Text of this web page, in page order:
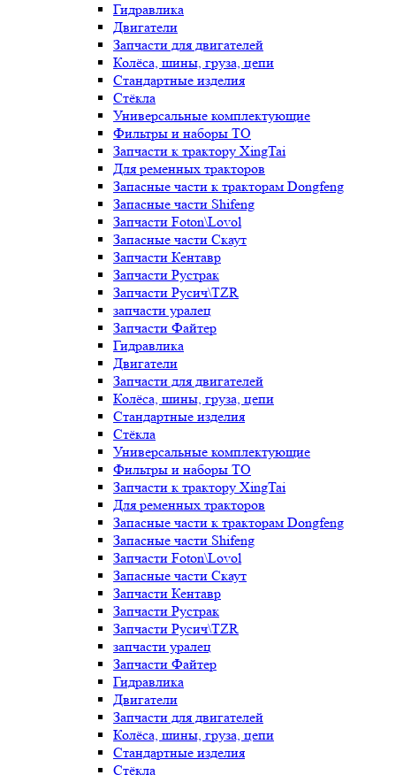
Гидравлика
Двигатели
Запчасти для двигателей
Колёса, шины, груза, цепи
Стандартные изделия
Стёкла
Универсальные комплектующие
Фильтры и наборы ТО
Запчасти к трактору XingTai
Для ременных тракторов
Запасные части к тракторам Dongfeng
Запасные части Shifeng
Запчасти Foton\Lovol
Запасные части Скаут
Запчасти Кентавр
Запчасти Рустрак
Запчасти Русич\TZR
запчасти уралец
Запчасти Файтер
Гидравлика
Двигатели
Запчасти для двигателей
Колёса, шины, груза, цепи
Стандартные изделия
Стёкла
Универсальные комплектующие
Фильтры и наборы ТО
Запчасти к трактору XingTai
Для ременных тракторов
Запасные части к тракторам Dongfeng
Запасные части Shifeng
Запчасти Foton\Lovol
Запасные части Скаут
Запчасти Кентавр
Запчасти Рустрак
Запчасти Русич\TZR
запчасти уралец
Запчасти Файтер
Гидравлика
Двигатели
Запчасти для двигателей
Колёса, шины, груза, цепи
Стандартные изделия
Стёкла